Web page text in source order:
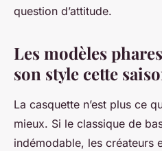
question d’attitude.
Les modèles
son style cette
La casquette n’est plus ce
mieux. Si le classique de
indémodable, les créateurs